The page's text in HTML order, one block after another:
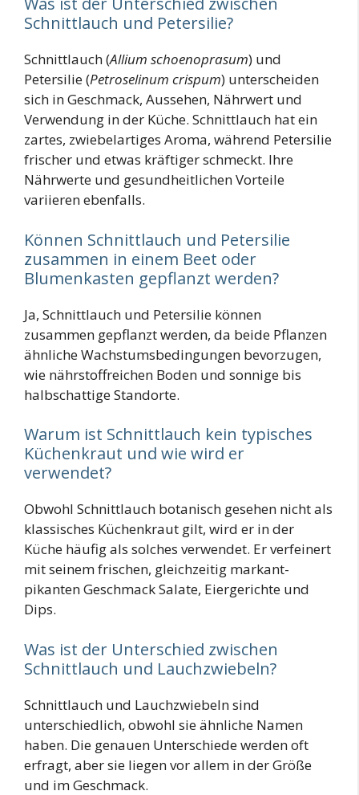
Schnittlauch und Petersilie?
Schnittlauch (Allium schoenoprasum) und
Petersilie (Petroselinum crispum) unterscheiden
sich in Geschmack, Aussehen, Nährwert und
Verwendung in der Küche. Schnittlauch hat ein
zartes, zwiebelartiges Aroma, während Petersilie
frischer und etwas kräftiger schmeckt. Ihre
Nährwerte und gesundheitlichen Vorteile
variieren ebenfalls​.
Können Schnittlauch und Petersilie
zusammen in einem Beet oder
Blumenkasten gepflanzt werden?
Ja, Schnittlauch und Petersilie können
zusammen gepflanzt werden, da beide Pflanzen
ähnliche Wachstumsbedingungen bevorzugen,
wie nährstoffreichen Boden und sonnige bis
halbschattige Standorte​.
Warum ist Schnittlauch kein typisches
Küchenkraut und wie wird er
verwendet?
Obwohl Schnittlauch botanisch gesehen nicht als
klassisches Küchenkraut gilt, wird er in der
Küche häufig als solches verwendet. Er verfeinert
mit seinem frischen, gleichzeitig markant-
pikanten Geschmack Salate, Eiergerichte und
Dips​.
Was ist der Unterschied zwischen
Schnittlauch und Lauchzwiebeln?
Schnittlauch und Lauchzwiebeln sind
unterschiedlich, obwohl sie ähnliche Namen
haben. Die genauen Unterschiede werden oft
erfragt, aber sie liegen vor allem in der Größe
und im Geschmack​.